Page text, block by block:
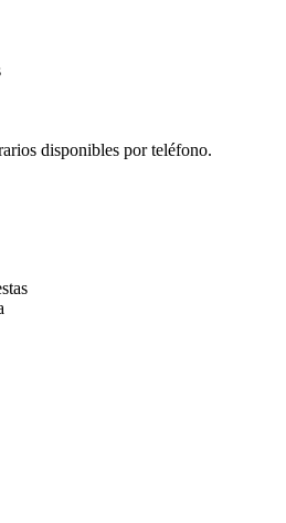
disponibles por teléfono.